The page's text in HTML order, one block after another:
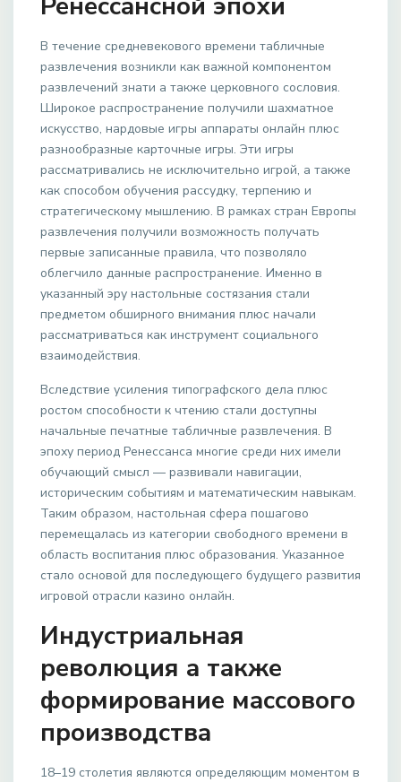
В течение средневекового времени табличные
развлечения возникли как важной компонентом
развлечений знати а также церковного сословия.
Широкое распространение получили шахматное
искусство, нардовые игры аппараты онлайн плюс
разнообразные карточные игры. Эти игры
рассматривались не исключительно игрой, а также
как способом обучения рассудку, терпению и
стратегическому мышлению. В рамках стран Европы
развлечения получили возможность получать
первые записанные правила, что позволяло
облегчило данные распространение. Именно в
указанный эру настольные состязания стали
предметом обширного внимания плюс начали
рассматриваться как инструмент социального
взаимодействия.
Вследствие усиления типографского дела плюс
ростом способности к чтению стали доступны
начальные печатные табличные развлечения. В
эпоху период Ренессанса многие среди них имели
обучающий смысл — развивали навигации,
историческим событиям и математическим навыкам.
Таким образом, настольная сфера пошагово
перемещалась из категории свободного времени в
область воспитания плюс образования. Указанное
стало основой для последующего будущего развития
игровой отрасли казино онлайн.
Индустриальная
революция а также
формирование массового
производства
18–19 столетия являются определяющим моментом в